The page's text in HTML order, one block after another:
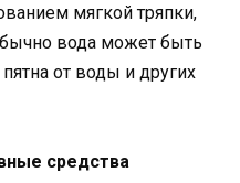
мягкой тряпки,
вода может быть
от воды и других
средства